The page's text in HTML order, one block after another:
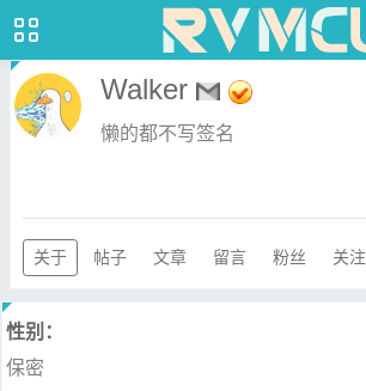
Walker
懒的都不写签名
关于 帖子 文章 留言 粉丝 关注
性别：
保密